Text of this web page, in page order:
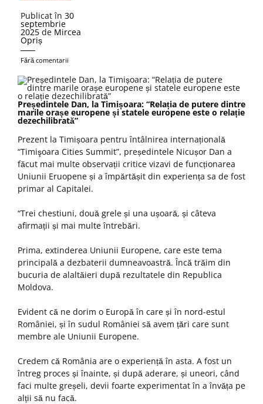
Publicat în 30
septembrie
2025 de Mircea
Opriș
Fără comentarii
Președintele Dan, la Timișoara: “Relația de putere dintre
marile orașe europene și statele europene este o relație
dezechilibrată”
Prezent la Timișoara pentru întâlnirea internațională
“Timişoara Cities Summit”, președintele Nicușor Dan a
făcut mai multe observații critice vizavi de funcționarea
Uniunii Eruopene și a împărtășit din experiența sa de fost
primar al Capitalei.
“Trei chestiuni, două grele și una ușoară, și câteva
afirmații și mai multe întrebări.
Prima, extinderea Uniunii Europene, care este tema
principală a dezbaterii dumneavoastră. Încă trăim din
bucuria de alaltăieri după rezultatele din Republica
Moldova.
Evident că ne dorim o Europă în care și în nord-estul
României, și în sudul României să avem țări care sunt
membre ale Uniunii Europene.
Credem că România are o experiență în asta. A fost un
întreg proces și înainte, și după aderare, și uneori, când
faci multe greșeli, devii foarte experimentat în a învăța pe
alții să nu facă.